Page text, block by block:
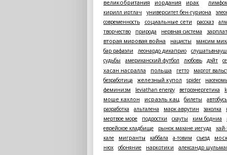
великобритания иордания ирак
кирилл иртлач
университет бен-гуриона
современность
социальные сети рассказ
творчество
природа нервная система
вторая мировая война нацисты максим
бар рафаэли
леонардо дикаприо
судьбы
американский футбол любовь дэйт
хасан насралла
польша гетто маргот
безработица
железный купол spider
феминизм
leviathan energy ветроэнергетика
моше кахлон
исраэль кац билеты
разработка
альталена марк аврутин заколка
мертвое море
подростки скауты ким бодниа
еврейское кладбище
рынок махане иегуда хай-
кале
мигранты каббала а-товим съезд
нюх
обоняние наркотики александр